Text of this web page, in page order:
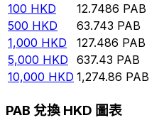
100 HKD 12.7486 PAB
500 HKD 63.743 PAB
1,000 HKD 127.486 PAB
5,000 HKD 637.43 PAB
10,000 HKD 1,274.86 PAB
PAB 兌換 HKD 圖表